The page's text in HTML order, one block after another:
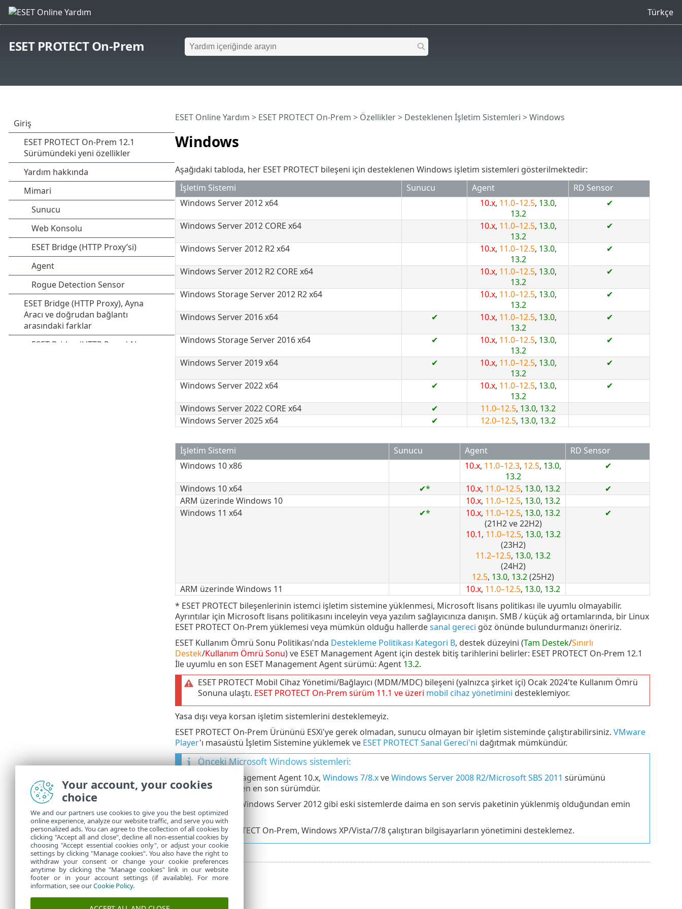
Türkçe
ESET PROTECT On-Prem
Windows
ESET Online Yardım > ESET PROTECT On-Prem > Özellikler> Desteklenen İşletim Sistemleri > Windows
Aşağıdaki tabloda, her ESET PROTECT bileşeni için desteklenen Windows işletim sistemleri gösterilmektedir:
İşletim Sistemi
Sunucu Agent
RD Sensor
Windows Server 2012 x64
10.x, 11.0–12.5, 13.0,
13.2
✔
Windows Server 2012 CORE x64 10.x, 11.0–12.5, 13.0,
13.2
✔
Windows Server 2012 R2 x64 10.x, 11.0–12.5, 13.0,
13.2
✔
Windows Server 2012 R2 CORE x64 10.x, 11.0–12.5, 13.0,
13.2
✔
Windows Storage Server 2012 R2 x64 10.x, 11.0–12.5, 13.0,
13.2
✔
Windows Server 2016 x64 ✔ 10.x, 11.0–12.5, 13.0,
13.2
✔
Windows Storage Server 2016 x64 ✔ 10.x, 11.0–12.5, 13.0,
13.2
✔
Windows Server 2019 x64 ✔ 10.x, 11.0–12.5, 13.0,
13.2
✔
Windows Server 2022 x64 ✔ 10.x, 11.0–12.5, 13.0,
13.2
✔
Windows Server 2022 CORE x64 ✔ 11.0–12.5, 13.0, 13.2
Windows Server 2025 x64
✔ 12.0–12.5, 13.0, 13.2
İşletim Sistemi Sunucu Agent
RD Sensor
Windows 10 x86
10.x, 11.0–12.3, 12.5, 13.0,
13.2
✔
Windows 10 x64 ✔* 10.x, 11.0–12.5, 13.0, 13.2
✔
ARM üzerinde Windows 10
10.x, 11.0–12.5, 13.0, 13.2
Windows 11 x64
✔* 10.x, 11.0–12.5, 13.0, 13.2
(21H2 ve 22H2)
10.1, 11.0–12.5, 13.0, 13.2
(23H2)
11.2–12.5, 13.0, 13.2
(24H2)
12.5, 13.0, 13.2(25H2)
✔
ARM üzerinde Windows 11 10.x, 11.0–12.5, 13.0, 13.2
* ESET PROTECT bileşenlerinin istemci işletim sistemine yüklenmesi, Microsoft lisans politikası ile uyumlu olmayabilir.
Ayrıntılar için Microsoft lisans politikasını inceleyin veya yazılım sağlayıcınıza danışın. SMB / küçük ağ ortamlarında, bir Linux
ESET PROTECT On-Prem yüklemesi veya mümkün olduğu hallerdesanal gereci göz önünde bulundurmanızı öneririz.
ESET Kullanım Ömrü Sonu Politikası'nda Destekleme Politikası Kategori B, destek düzeyini (Tam Destek/Sınırlı
Destek/Kullanım Ömrü Sonu) ve ESET Management Agent için destek bitiş tarihlerini belirler: ESET PROTECT On-Prem 12.1
İle uyumlu en son ESET Management Agent sürümü: Agent 13.2.
ESET PROTECT Mobil Cihaz Yönetimi/Bağlayıcı (MDM/MDC) bileşeni (yalnızca şirket içi) Ocak 2024'te Kullanım Ömrü
Sonuna ulaştı. ESET PROTECT On-Prem sürüm 11.1 ve üzeri mobil cihaz yönetimini desteklemiyor.
Yasa dışı veya korsan işletim sistemlerini desteklemeyiz.
ESET PROTECT On-Prem Ürününü ESXi'ye gerek olmadan, sunucu olmayan bir işletim sisteminde çalıştırabilirsiniz. VMware
Player'ı masaüstü İşletim Sistemine yüklemek ve ESET PROTECT Sanal Gereci'ni dağıtmak mümkündür.
Önceki Microsoft Windows sistemleri:
ESET Management Agent 10.x, Windows 7/8.xveWindows Server 2008 R2/Microsoft SBS 2011 sürümünü
destekleyen en son sürümdür.
Özellikle Windows Server 2012 gibi eski sistemlerde daima en son servis paketinin yüklenmiş olduğundan emin
olun.
• ESET PROTECT On-Prem, Windows XP/Vista/7/8 çalıştıran bilgisayarların yönetimini desteklemez.
Your account, your cookies
choice
We and our partners use cookies to give you the best optimized
online experience, analyze our website traffic, and serve you with
personalized ads. You can agree to the collection of all cookies by
clicking "Accept all and close", decline all non-essential cookies by
choosing "Accept essential cookies only", or adjust your cookie
settings by clicking "Manage cookies". You also have the right to
withdraw your consent or change your cookie preferences
anytime by clicking the "Manage cookies" link in our website
footer or in your account settings (if available). For more
information, see ourCookie Policy.